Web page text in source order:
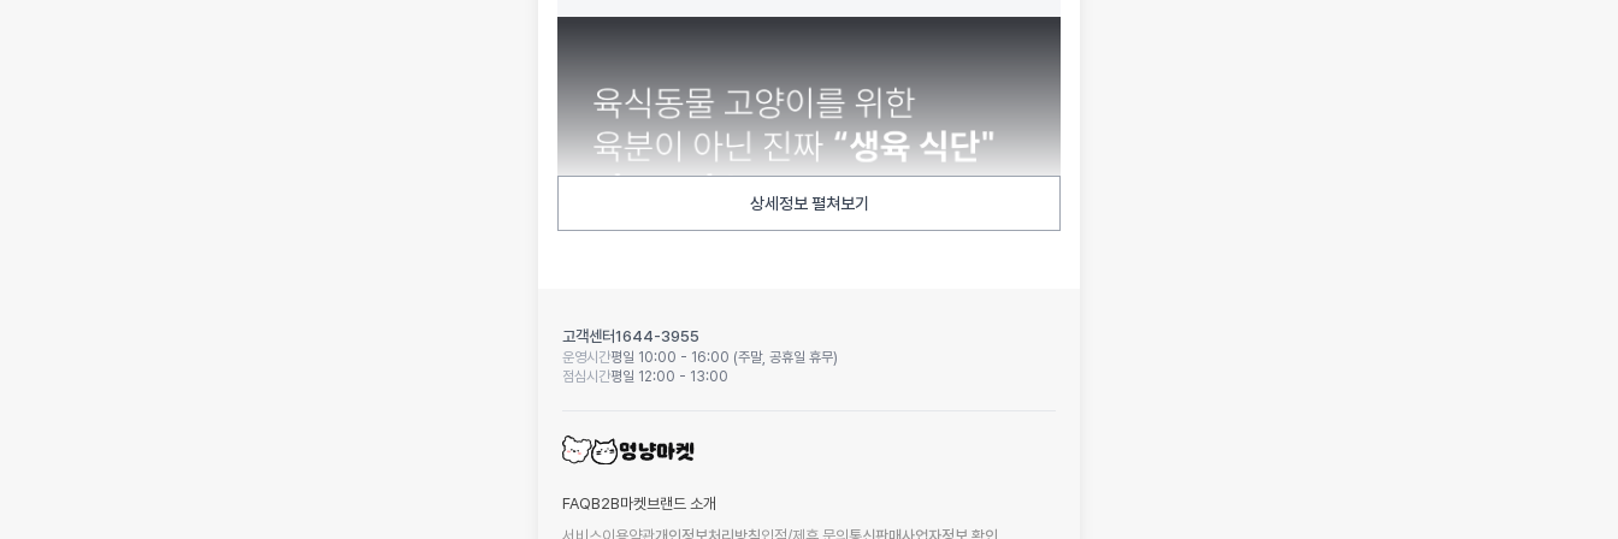
상세정보 펼쳐보기
고객센터1644-3955
운영시간평일 10:00 - 16:00 (주말, 공휴일 휴무)
점심시간평일 12:00 - 13:00
FAQB2B마켓 브랜드 소개
서비스이용약관개인정보처리방침입점/제휴 문의통신판매사업자정보 확인